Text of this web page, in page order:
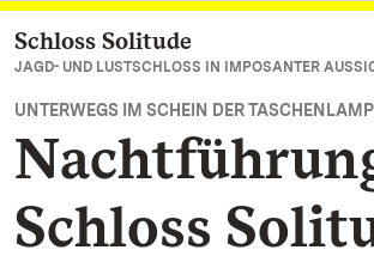
Zum Hauptinhalt springen
Schloss Solitude
JAGD- UND LUSTSCHLOSS IN IMPOSANTER
UNTERWEGS IM SCHEIN DER
Schloss